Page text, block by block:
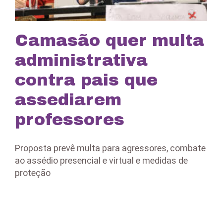
Camasão quer multa
administrativa
contra pais que
assediarem
professores
Proposta prevê multa para agressores, combate
ao assédio presencial e virtual e medidas de
proteção